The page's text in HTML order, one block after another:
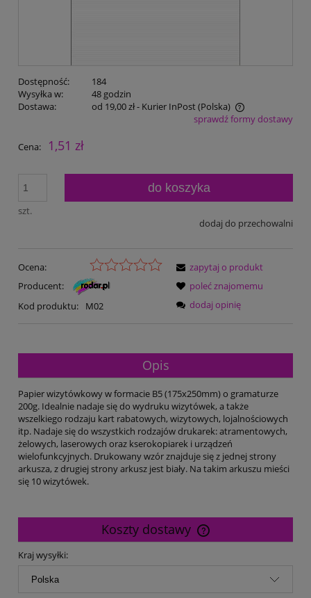
Dostępność:
184
Wysyłka w:
48 godzin
Dostawa:
od 19,00 zł- Kurier InPost(Polska)
Cena nie zawiera ewentualnych kosztów płatnościsprawdź formy dostawy
Cena: 1,51 zł
szt.
do koszyka
dodaj do przechowalni
Ocena:
Producent:
Kod produktu:
M02
zapytaj o produkt
poleć znajomemu
dodaj opinię
Opis
Papier wizytówkowy w formacie B5 (175x250mm) o gramaturze
200g. Idealnie nadaje się do wydruku wizytówek, a także
wszelkiego rodzaju kart rabatowych, wizytowych, lojalnościowych
itp. Nadaje się do wszystkich rodzajów drukarek: atramentowych,
żelowych, laserowych oraz kserokopiarek i urządzeń
wielofunkcyjnych. Drukowany wzór znajduje się z jednej strony
arkusza, z drugiej strony arkusz jest biały. Na takim arkuszu mieści
się 10 wizytówek.
Koszty dostawy
Cena nie zawiera ewentualnych kosztów płatności
Kraj wysyłki: